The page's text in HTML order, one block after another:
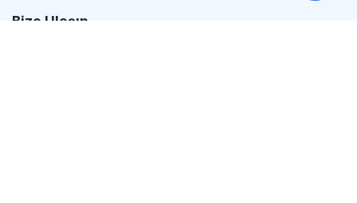
Bize Ulaşın